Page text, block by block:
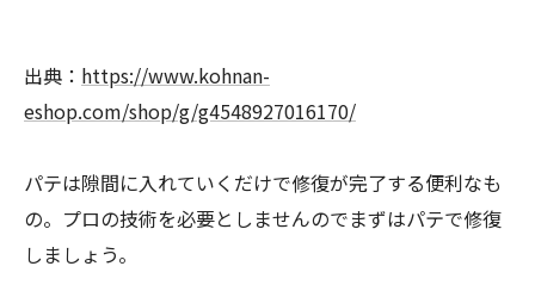
出典： https://www.kohnan-
eshop.com/shop/g/g4548927016170/
パテは隙間に入れていくだけで修復が完了する便利なも
の。プロの技術を必要としませんのでまずはパテで修復
しましょう。